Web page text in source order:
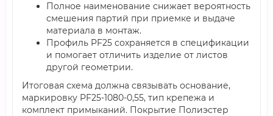
Полное наименование снижает вероятность
смешения партий при приемке и выдаче
материала в монтаж.
Профиль PF25 сохраняется в спецификации
и помогает отличить изделие от листов
другой геометрии.
Итоговая схема должна связывать основание,
маркировку PF25-1080-0,55, тип крепежа и
комплект примыканий. Покрытие Полиэстер